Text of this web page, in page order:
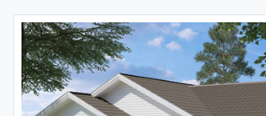
tillsammans rummet mycket ljus och
har barnen en helt egen avdelning att rå
badrum och klädkammare. I andra änden
föräldrarna sitt stora sovrum med bra
och tillhörande wc.